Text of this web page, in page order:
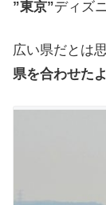
”東京”ディズ
広い県だとは
県を合わせた